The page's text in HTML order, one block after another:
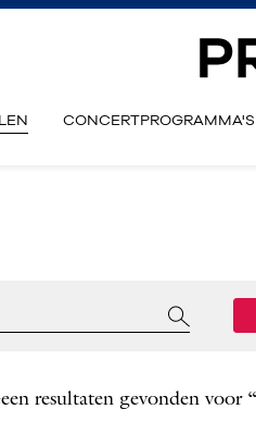
CONCERTPROGRAMMA'S
resultaten gevonden voor